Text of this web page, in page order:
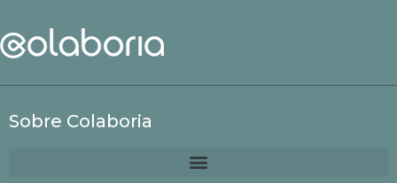
Sobre Colaboria